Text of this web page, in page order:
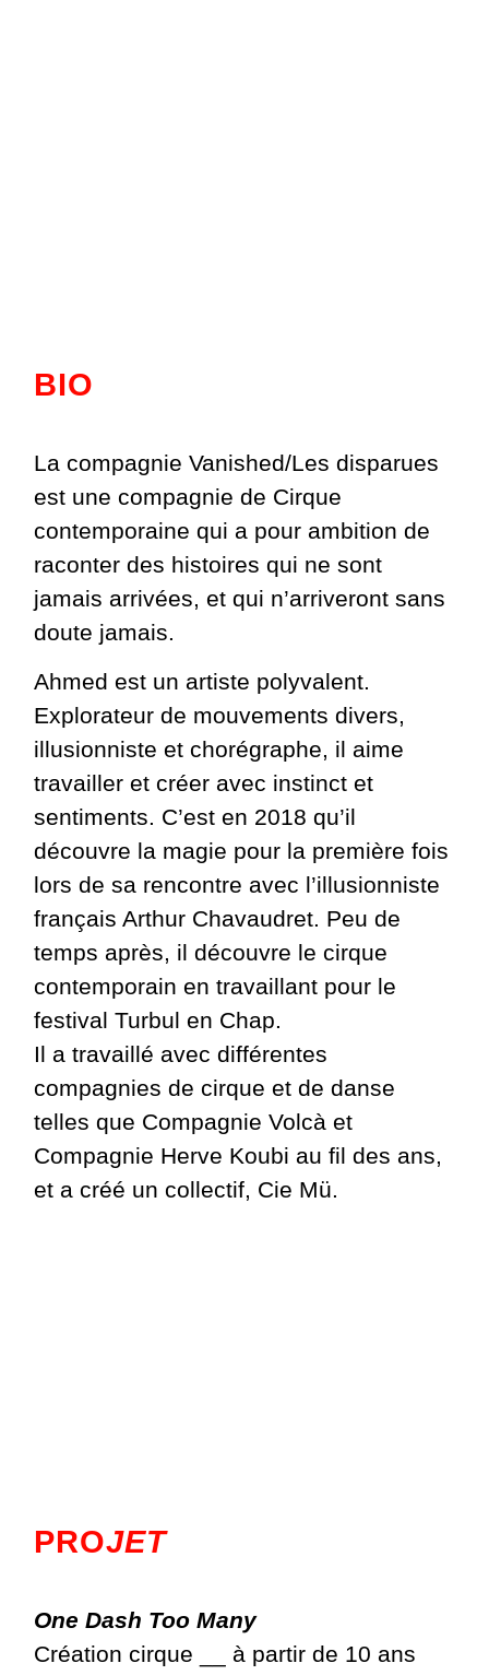
BIO
La compagnie Vanished/Les disparues
est une compagnie de Cirque
contemporaine qui a pour ambition de
raconter des histoires qui ne sont
jamais arrivées, et qui n’arriveront sans
doute jamais.
Ahmed est un artiste polyvalent.
Explorateur de mouvements divers,
illusionniste et chorégraphe, il aime
travailler et créer avec instinct et
sentiments. C’est en 2018 qu’il
découvre la magie pour la première fois
lors de sa rencontre avec l’illusionniste
français Arthur Chavaudret. Peu de
temps après, il découvre le cirque
contemporain en travaillant pour le
festival Turbul en Chap.
Il a travaillé avec différentes
compagnies de cirque et de danse
telles que Compagnie Volcà et
Compagnie Herve Koubi au fil des ans,
et a créé un collectif, Cie Mü.
PROJET
One Dash Too Many
Création cirque __ à partir de 10 ans